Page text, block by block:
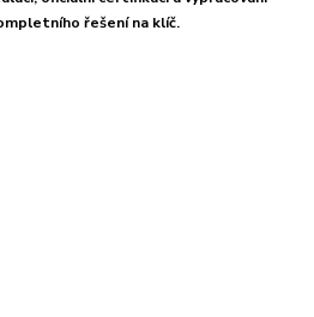
řešení na klíč.